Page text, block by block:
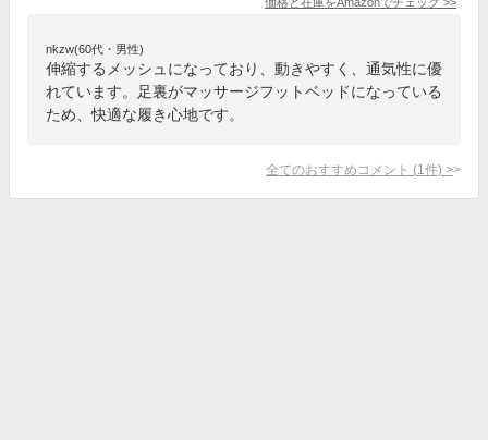
nkzw(60代・男性)
伸縮するメッシュになっており、動きやすく、通気性に優
れています。足裏がマッサージフットベッドになっている
ため、快適な履き心地です。
全てのおすすめコメント (1 件) >